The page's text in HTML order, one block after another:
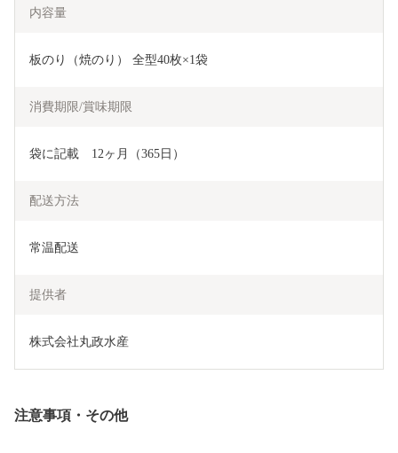
内容量
板のり（焼のり） 全型40枚×1袋
消費期限/賞味期限
袋に記載　12ヶ月（365日）
配送方法
常温配送
提供者
株式会社丸政水産
注意事項・その他